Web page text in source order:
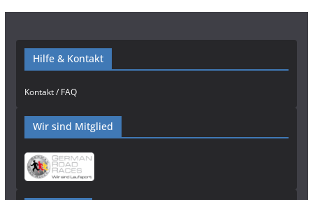
Hilfe & Kontakt
Kontakt / FAQ
Wir sind Mitglied